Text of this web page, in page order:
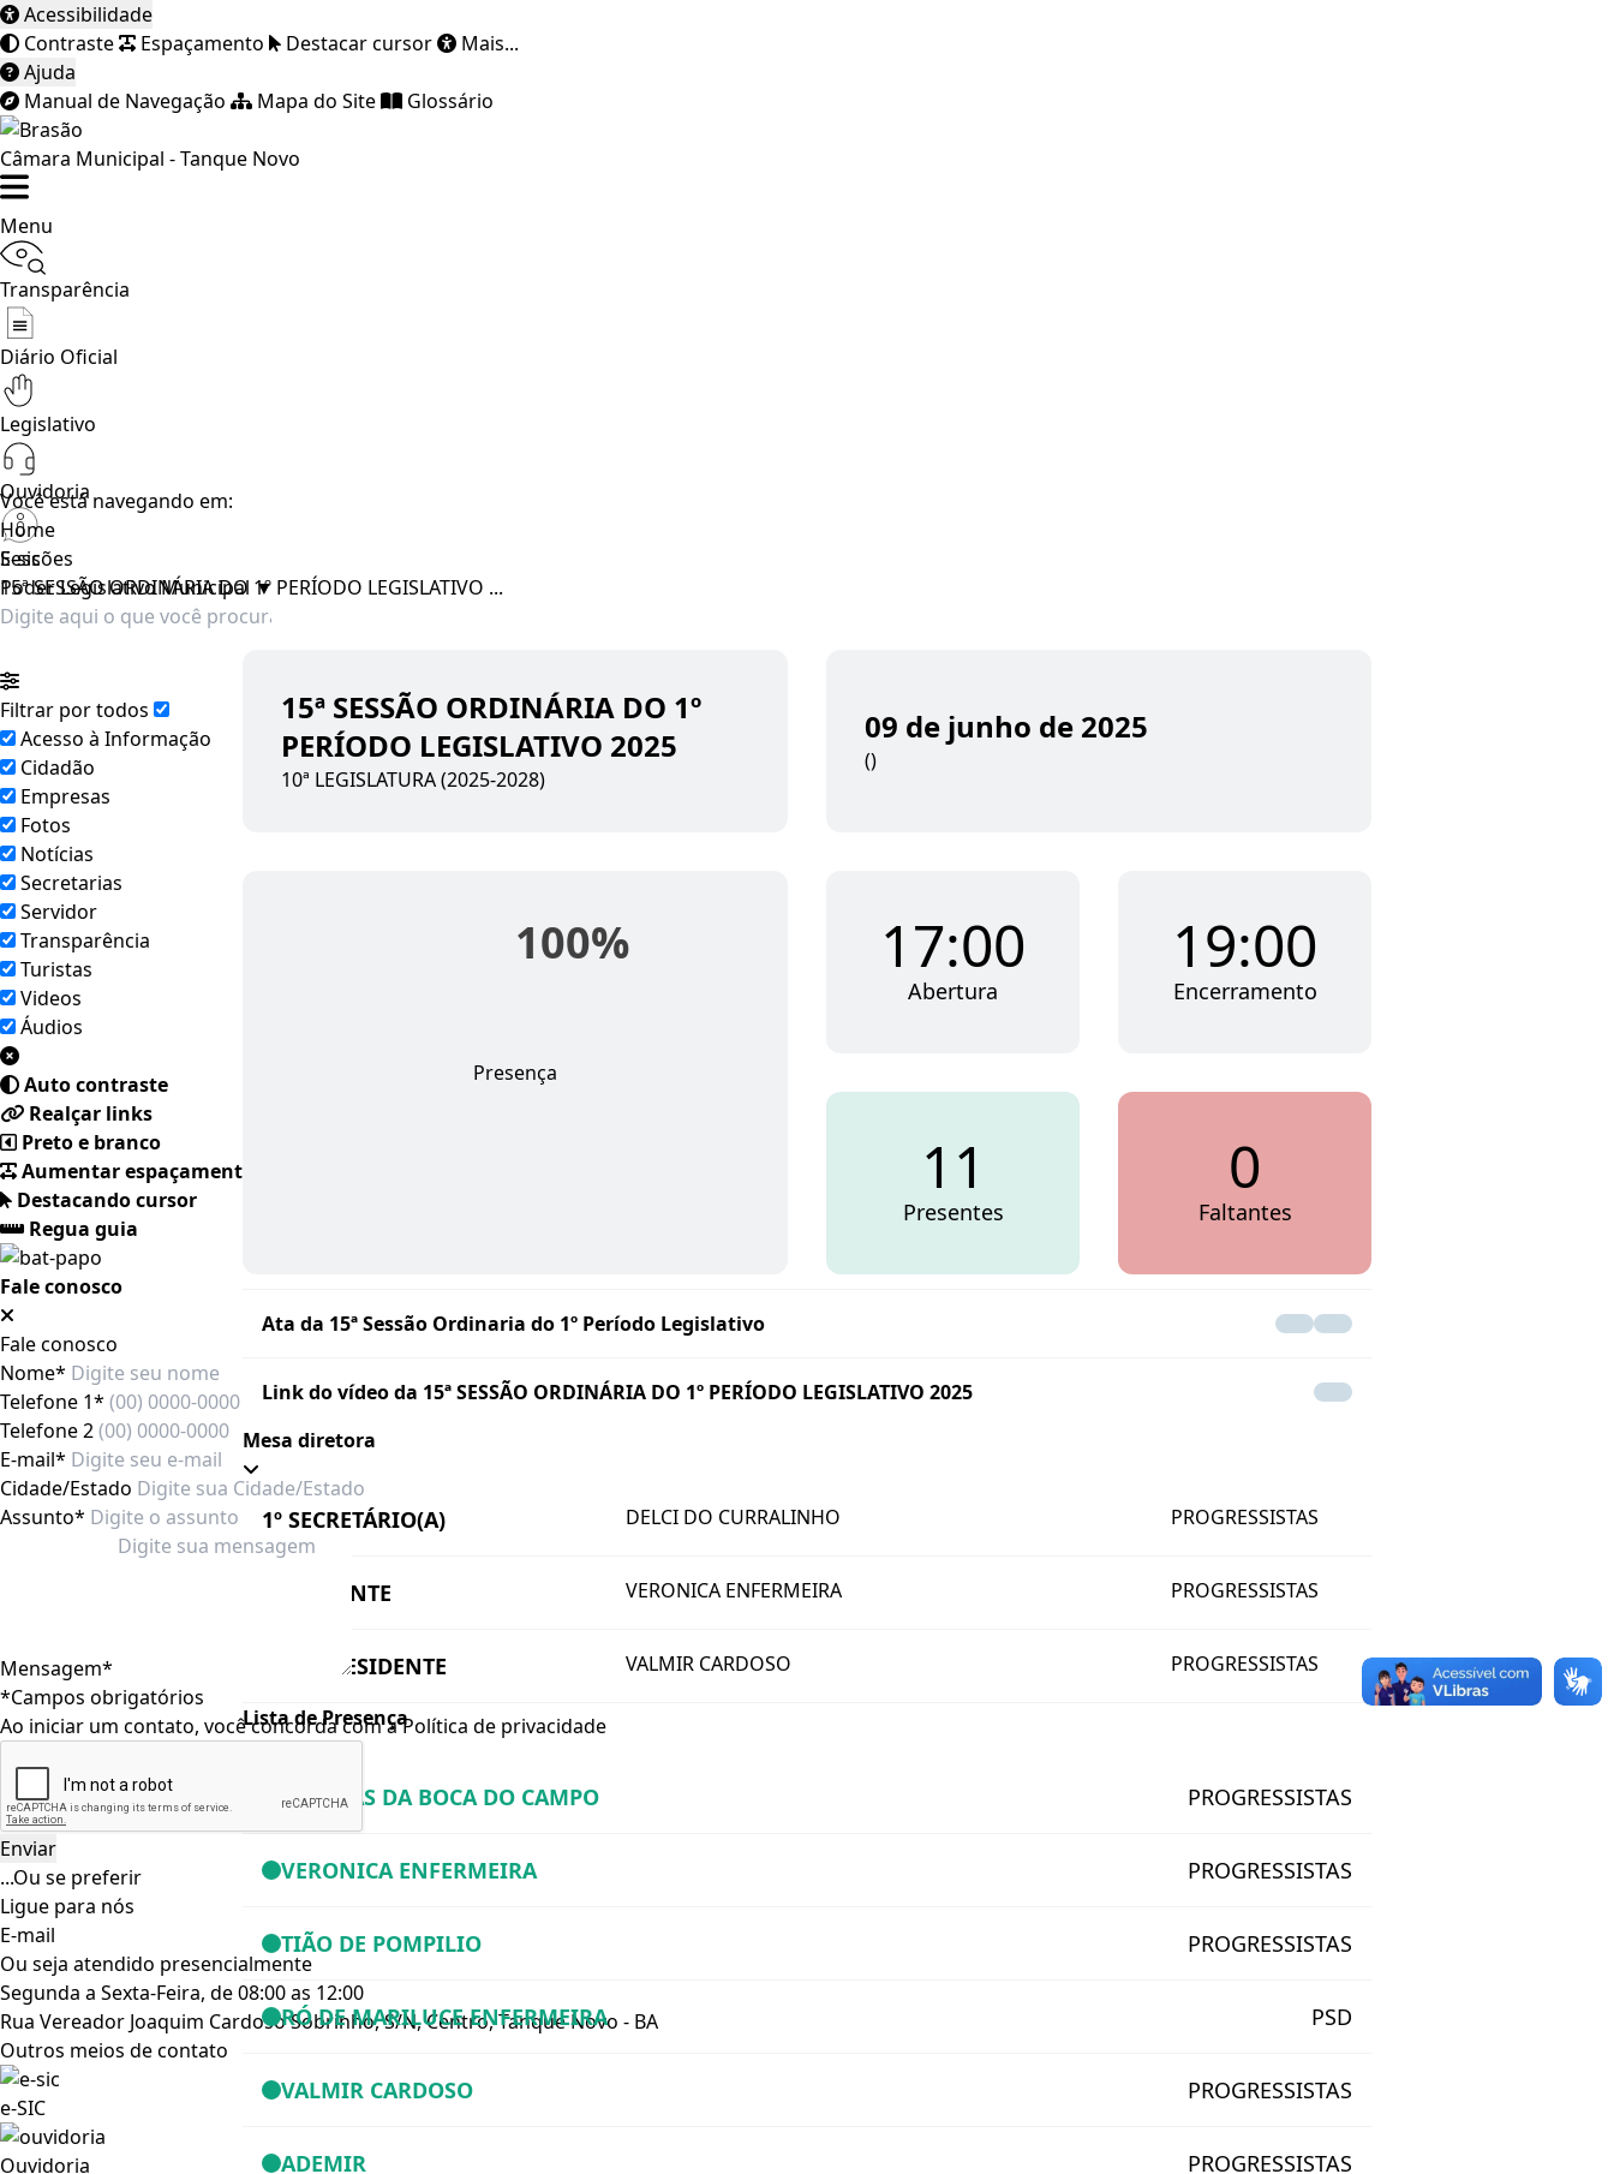
Acessibilidade
Contraste
Espaçamento Destacar cursor
Mais...
Ajuda
Manual de Navegação
Mapa do Site Glossário
Câmara Municipal - Tanque Novo
Menu
Transparência
Diário Oficial
Legislativo
Ouvidoria
E-sic
Poder Legislativo Municipal ▼
Filtrar por todos
Acesso à Informação
Cidadão
Empresas
Fotos
Notícias
Secretarias
Servidor
Transparência
Turistas
Videos
Áudios
Auto contraste
Realçar links
Preto e branco
Aumentar espaçamento
Destacando cursor
Regua guia
Fale conosco
Fale conosco
Nome*
Telefone 1*
Telefone 2
E-mail*
Cidade/Estado
Assunto*
Mensagem*
*Campos obrigatórios
Ao iniciar um contato, você concorda com aPolítica de privacidade
...Ou se preferir
Ligue para nós
E-mail
Ou seja atendido presencialmente
Segunda a Sexta-Feira, de 08:00 as 12:00
Rua Vereador Joaquim Cardoso Sobrinho, S/N, Centro, Tanque Novo - BA
Outros meios de contato
e-SIC
Ouvidoria
Você está navegando em:
Home
Sessões
15ª SESSÃO ORDINÁRIA DO 1º PERÍODO LEGISLATIVO ...
15ª SESSÃO ORDINÁRIA DO 1º
PERÍODO LEGISLATIVO 2025
10ª LEGISLATURA (2025-2028)
09 de junho de 2025
()
100%
Presença
17:00
Abertura
19:00
Encerramento
11
Presentes
0
Faltantes
Ata da 15ª Sessão Ordinaria do 1º Período Legislativo
Link do vídeo da 15ª SESSÃO ORDINÁRIA DO 1º PERÍODO LEGISLATIVO 2025
Mesa diretora
1º SECRETÁRIO(A) DELCI DO CURRALINHO PROGRESSISTAS
PRESIDENTE VERONICA ENFERMEIRA PROGRESSISTAS
VICE-PRESIDENTE VALMIR CARDOSO PROGRESSISTAS
Lista de Presença
NONDAS DA BOCA DO CAMPO PROGRESSISTAS
VERONICA ENFERMEIRA PROGRESSISTAS
TIÃO DE POMPILIO PROGRESSISTAS
RÓ DE MARILUCE ENFERMEIRA PSD
VALMIR CARDOSO PROGRESSISTAS
ADEMIR PROGRESSISTAS